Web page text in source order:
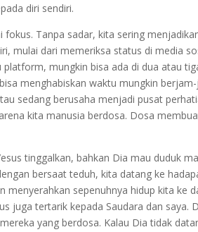
diri sendiri.
Tanpa sadar, kita sering
mulai dari memeriksa status di media
mungkin bisa ada di dua atau
menghabiskan waktu mungkin
sedang berusaha menjadi pusat
kita manusia berdosa. Dosa
tinggalkan, bahkan Dia mau duduk
bersaat teduh, kita datang ke
sepenuhnya hidup kita ke
juga tertarik kepada Saudara dan saya.
yang berdosa. Kalau Dia tidak